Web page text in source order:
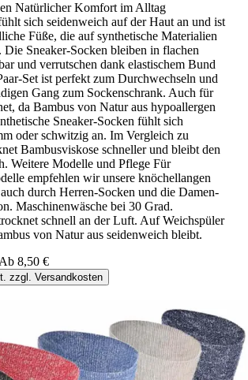
Natürlicher Komfort im Alltag
sich seidenweich auf der Haut an und ist
Füße, die auf synthetische Materialien
Die Sneaker-Socken bleiben in flachen
und verrutschen dank elastischem Bund
Set ist perfekt zum Durchwechseln und
Gang zum Sockenschrank. Auch für
da Bambus von Natur aus hypoallergen
Sneaker-Socken fühlt sich
oder schwitzig an. Im Vergleich zu
Bambusviskose schneller und bleibt den
Weitere Modelle und Pflege Für
empfehlen wir unsere knöchellangen
durch Herren-Socken und die Damen-
Maschinenwäsche bei 30 Grad.
schnell an der Luft. Auf Weichspüler
von Natur aus seidenweich bleibt.
Ab 8,50 €
zzgl. Versandkosten